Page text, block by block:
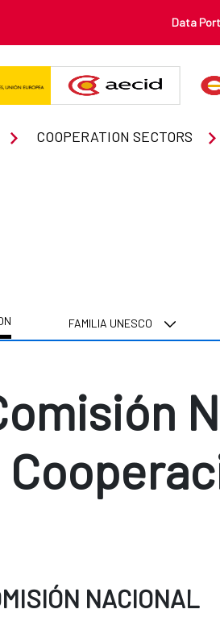
Data
COOPERATION SECTORS
FAMILIA UNESCO
NACIONAL